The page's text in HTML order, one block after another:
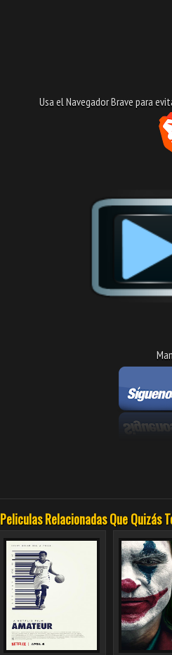
Usa el Navegador Brave para
Peliculas Relacionadas Que Quizás